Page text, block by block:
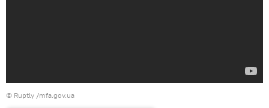
© Ruptly /mfa.gov.ua